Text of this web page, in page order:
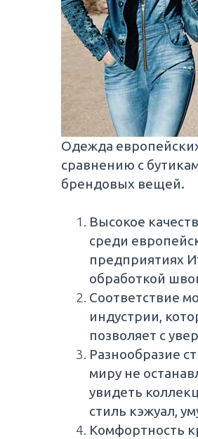
Одежда
сравнению с
брендовых вещей.
Высокое
среди
предприятиях
обработкой
Соответствие
индустрии,
позволяет с
Разнообразие
миру не
увидеть
стиль кэжуал,
Комфортность